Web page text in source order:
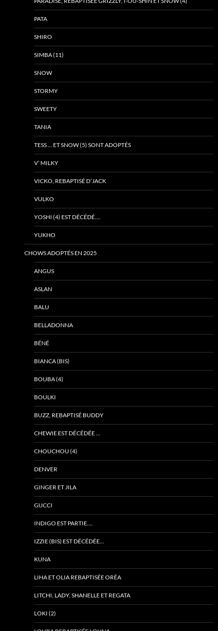
PATA
SHIRO
SIMBA (11)
SNOW
STORMY
SWEETY
TANIA
TESS … ET SNOW (5) SONT ADOPTÉS
V’ MILKY
VICKO, REBAPTISÉ D’JACK
VULKO
YOSHI (4) EST DÉCÉDÉ….
YUKHO
CHOWS ADOPTÉS EN 2025
ANGUS
ASLAN
BALU
BELLADONNA
BÉNÉ
BIANCA (BIS)
BOUBA (4)
BOULKI
BUZZ, REBAPTISÉ BUDDY
CHEWIE EST DÉCÉDÉE …
CHOUCHOU (4)
DENVER
GINGER ET JILA
GUCCI
INDIGO EST PARTIE….
IZZIE (BIS) EST DÉCÉDÉE…
KUNA
LIHA ET OLIA REBAPTISÉE ORÉA
LITCHI, LADY, SHANELLE ET REGATA
LOKI (2)